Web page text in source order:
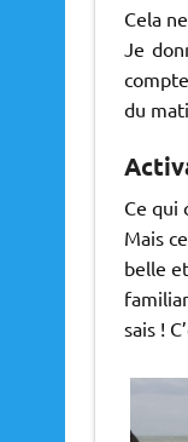
Cela
Je
du
Ce qui
Mais
belle
sais !